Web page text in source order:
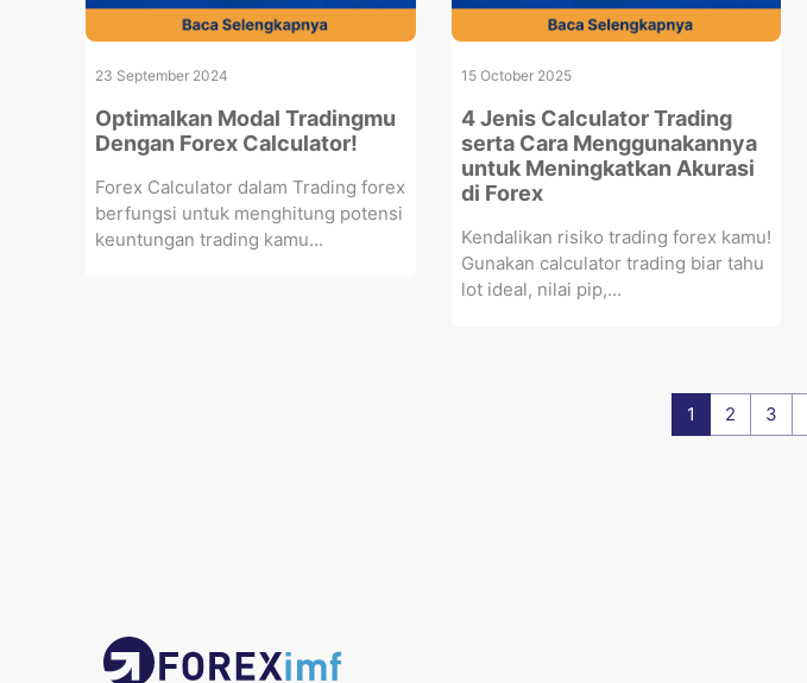
23 September 2024
Optimalkan Modal Tradingmu
Dengan Forex Calculator!
Forex Calculator dalam Trading forex
berfungsi untuk menghitung potensi
keuntungan trading kamu...
15 October 2025
4 Jenis Calculator Trading
serta Cara Menggunakannya
untuk Meningkatkan Akurasi
di Forex
Kendalikan risiko trading forex kamu!
Gunakan calculator trading biar tahu
lot ideal, nilai pip,...
1 2 3